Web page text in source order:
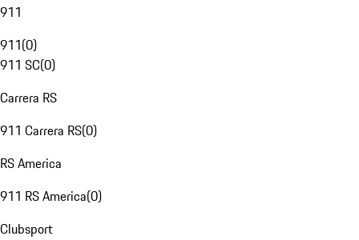
911
911(0)
911 SC(0)
Carrera RS
911 Carrera RS(0)
RS America
911 RS America(0)
Clubsport